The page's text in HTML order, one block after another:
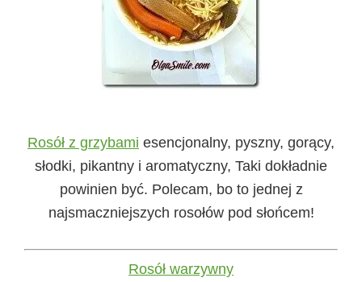
Rosół z grzybami esencjonalny, pyszny, gorący,
słodki, pikantny i aromatyczny, Taki dokładnie
powinien być. Polecam, bo to jednej z
najsmaczniejszych rosołów pod słońcem!
Rosół warzywny